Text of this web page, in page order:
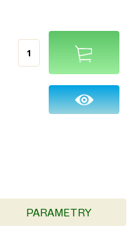
PARAMETRY